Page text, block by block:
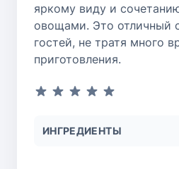
яркому виду и
овощами. Это отличный
гостей, не тратя много
приготовления.
ИНГРЕДИЕНТЫ